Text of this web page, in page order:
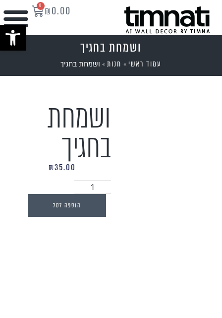
₪0.00
0
ושמחת בחגיך
עמוד ראשי » חנות » ושמחת בחגיך
ושמחת
בחגיך ₪35.00
הוספה לסל
פתח סרגל